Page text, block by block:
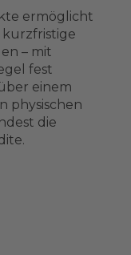
ermöglicht
kurzfristige
– mit
fest
einem
physischen
die